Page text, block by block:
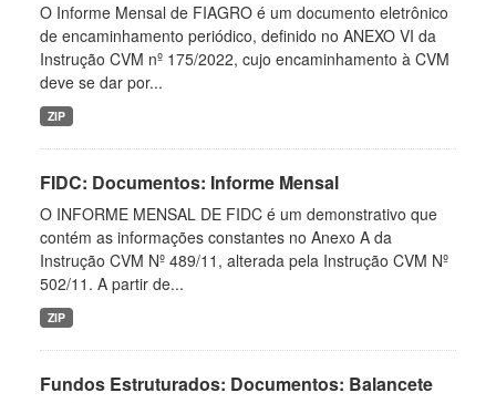
O Informe Mensal de FIAGRO é um documento eletrônico
de encaminhamento periódico, definido no ANEXO VI da
Instrução CVM nº 175/2022, cujo encaminhamento à CVM
deve se dar por...
ZIP
FIDC: Documentos: Informe Mensal
O INFORME MENSAL DE FIDC é um demonstrativo que
contém as informações constantes no Anexo A da
Instrução CVM Nº 489/11, alterada pela Instrução CVM Nº
502/11. A partir de...
ZIP
Fundos Estruturados: Documentos: Balancete